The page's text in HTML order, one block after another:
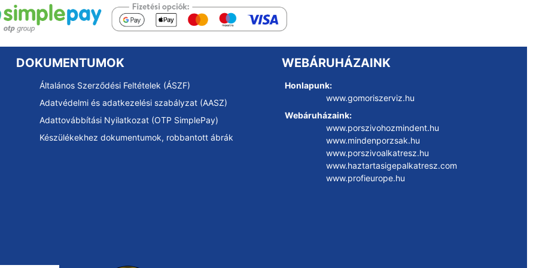
DOKUMENTUMOK
Általános Szerződési Feltételek (ÁSZF)
Adatvédelmi és adatkezelési szabályzat (AASZ)
Adattovábbítási Nyilatkozat (OTP SimplePay)
Készülékekhez dokumentumok, robbantott ábrák
WEBÁRUHÁZAINK
Honlapunk:
www.gomoriszerviz.hu
Webáruházaink:
www.porszivohozmindent.hu
www.mindenporzsak.hu
www.porszivoalkatresz.hu
www.haztartasigepalkatresz.com
www.profieurope.hu